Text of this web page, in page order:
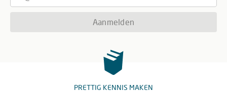
Aanmelden
PRETTIG KENNIS MAKEN